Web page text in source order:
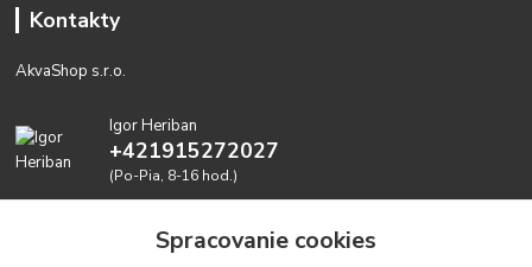
Kontakty
AkvaShop s.r.o.
Igor Heriban
+421915272027
(Po-Pia, 8-16 hod.)
Spracovanie cookies